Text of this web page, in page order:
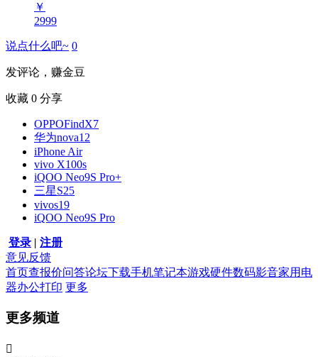
￥
2999
说点什么吧~ 0
发评论，赚金豆
收藏 0 分享
OPPOFindX7
华为nova12
iPhone Air
vivo X100s
iQOO Neo9S Pro+
三星S25
vivos19
iQOO Neo9S Pro
登录 | 注册
意见反馈
首页查报价问答论坛下载手机笔记本游戏硬件数码影音家用电
器办公打印 更多
更多频道
